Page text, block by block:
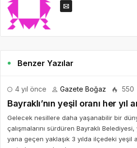
Benzer Yazılar
4 yıl önce Gazete Boğaz 550
Bayraklı’nın yeşil oranı her yıl
Gelecek nesillere daha yaşanabilir bir
çalışmalarını sürdüren Bayraklı
yana geçen yaklaşık 3 yılda ilçedeki yeşil